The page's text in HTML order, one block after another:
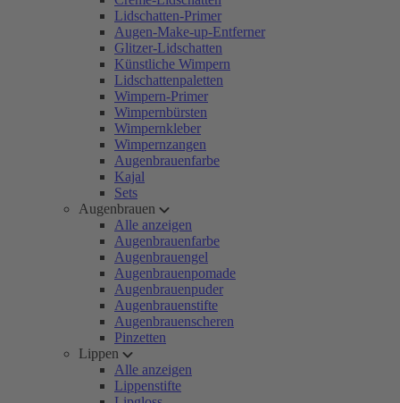
Lidschatten-Primer
Augen-Make-up-Entferner
Glitzer-Lidschatten
Künstliche Wimpern
Lidschattenpaletten
Wimpern-Primer
Wimpernbürsten
Wimpernkleber
Wimpernzangen
Augenbrauenfarbe
Kajal
Sets
Augenbrauen
Alle anzeigen
Augenbrauenfarbe
Augenbrauengel
Augenbrauenpomade
Augenbrauenpuder
Augenbrauenstifte
Augenbrauenscheren
Pinzetten
Lippen
Alle anzeigen
Lippenstifte